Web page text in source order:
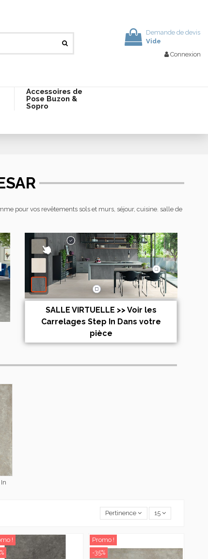
Demande de devis
Vide
Connexion
Accessoires de
Pose Buzon &
Sopro
pour vos revêtements sols et murs, séjour, cuisine. salle de
SALLE VIRTUELLE >> Voir les
Carrelages Step In Dans votre
pièce
Pertinence 15
!
Promo !
-35%